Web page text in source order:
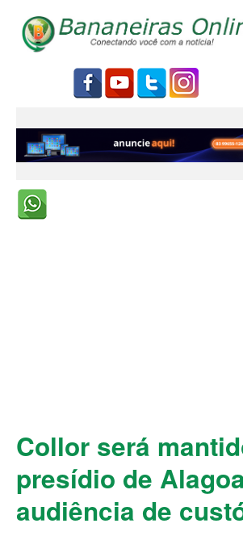
Collor será
presídio de
audiência de